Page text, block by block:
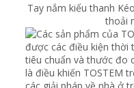
Tay nắm kiểu thanh
thoải